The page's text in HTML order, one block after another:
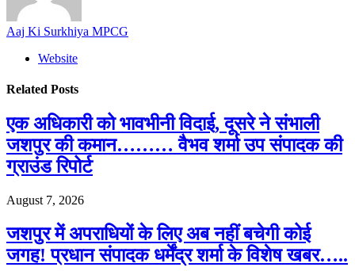
Aaj Ki Surkhiya MPCG
Website
Related Posts
एक अधिकारी को भावभीनी विदाई, दूसरे ने संभाली
जशपुर की कमान……… वैभव शर्मा उप संपादक की
ग्राउंड रिपोर्ट
August 7, 2026
जशपुर में अपराधियों के लिए अब नहीं बचेगी कोई
जगह! प्रधान संपादक धर्मेंद्र शर्मा के विशेष खबर…..